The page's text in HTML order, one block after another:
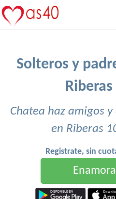
Solteros y
Chatea haz amigos
en Riberas
Registrate, sin